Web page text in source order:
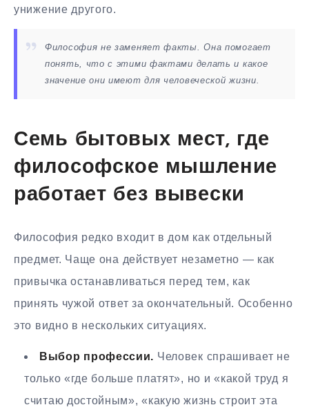
унижение другого.
Философия не заменяет факты. Она помогает
понять, что с этими фактами делать и какое
значение они имеют для человеческой жизни.
Семь бытовых мест, где
философское мышление
работает без вывески
Философия редко входит в дом как отдельный
предмет. Чаще она действует незаметно — как
привычка останавливаться перед тем, как
принять чужой ответ за окончательный. Особенно
это видно в нескольких ситуациях.
Выбор профессии. Человек спрашивает не
только «где больше платят», но и «какой труд я
считаю достойным», «какую жизнь строит эта